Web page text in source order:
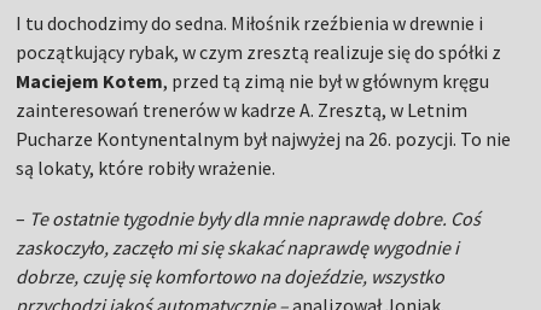
I tu dochodzimy do sedna. Miłośnik rzeźbienia w drewnie i
początkujący rybak, w czym zresztą realizuje się do spółki z
Maciejem Kotem, przed tą zimą nie był w głównym kręgu
zainteresowań trenerów w kadrze A. Zresztą, w Letnim
Pucharze Kontynentalnym był najwyżej na 26. pozycji. To nie
są lokaty, które robiły wrażenie.
– Te ostatnie tygodnie były dla mnie naprawdę dobre. Coś
zaskoczyło, zaczęło mi się skakać naprawdę wygodnie i
dobrze, czuję się komfortowo na dojeździe, wszystko
przychodzi jakoś automatycznie –analizował Joniak.